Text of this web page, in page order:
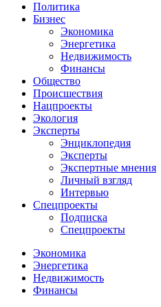
Политика
Бизнес
Экономика
Энергетика
Недвижимость
Финансы
Общество
Происшествия
Нацпроекты
Экология
Эксперты
Энциклопедия
Эксперты
Экспертные мнения
Личный взгляд
Интервью
Спецпроекты
Подписка
Спецпроекты
Экономика
Энергетика
Недвижимость
Финансы